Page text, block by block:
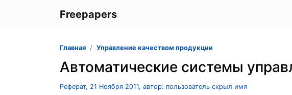
Freepapers
Главная Управление качеством продукции
Автоматические системы
Реферат, 21 Ноября 2011, автор: пользователь скрыл имя